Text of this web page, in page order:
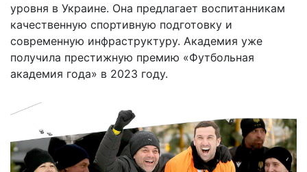
уровня в Украине. Она предлагает воспитанникам
качественную спортивную подготовку и
современную инфраструктуру. Академия уже
получила престижную премию «Футбольная
академия года» в 2023 году.